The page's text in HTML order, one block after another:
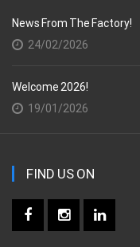
News From The Factory!
24/02/2026
Welcome 2026!
19/01/2026
FIND US ON